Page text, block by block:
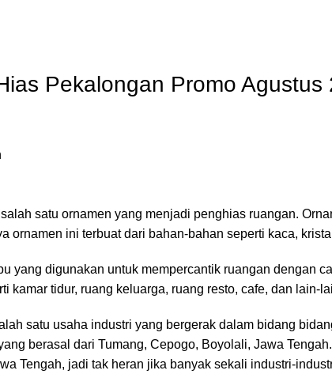
Pekalongan Promo Agustus
satu ornamen yang menjadi penghias ruangan.
ornamen ini terbuat dari bahan-bahan seperti kaca,
yang digunakan untuk mempercantik ruangan dengan
kamar tidur, ruang keluarga, ruang resto, cafe, dan lain-
satu usaha industri yang bergerak dalam bidang
berasal dari Tumang, Cepogo, Boyolali, Jawa
Tengah, jadi tak heran jika banyak sekali industri-